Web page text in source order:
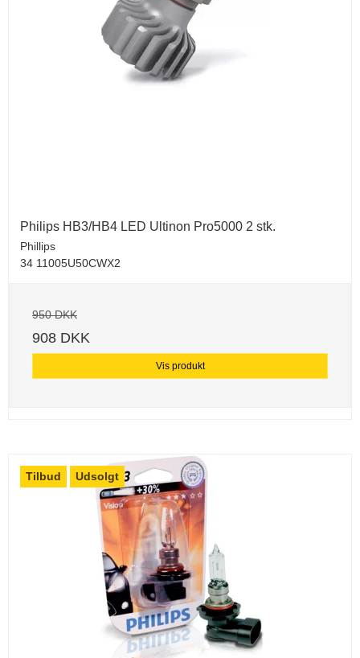
Philips HB3/HB4 LED Ultinon Pro5000 2 stk.
Phillips
34 11005U50CWX2
950 DKK
908 DKK
Vis produkt
Tilbud Udsolgt